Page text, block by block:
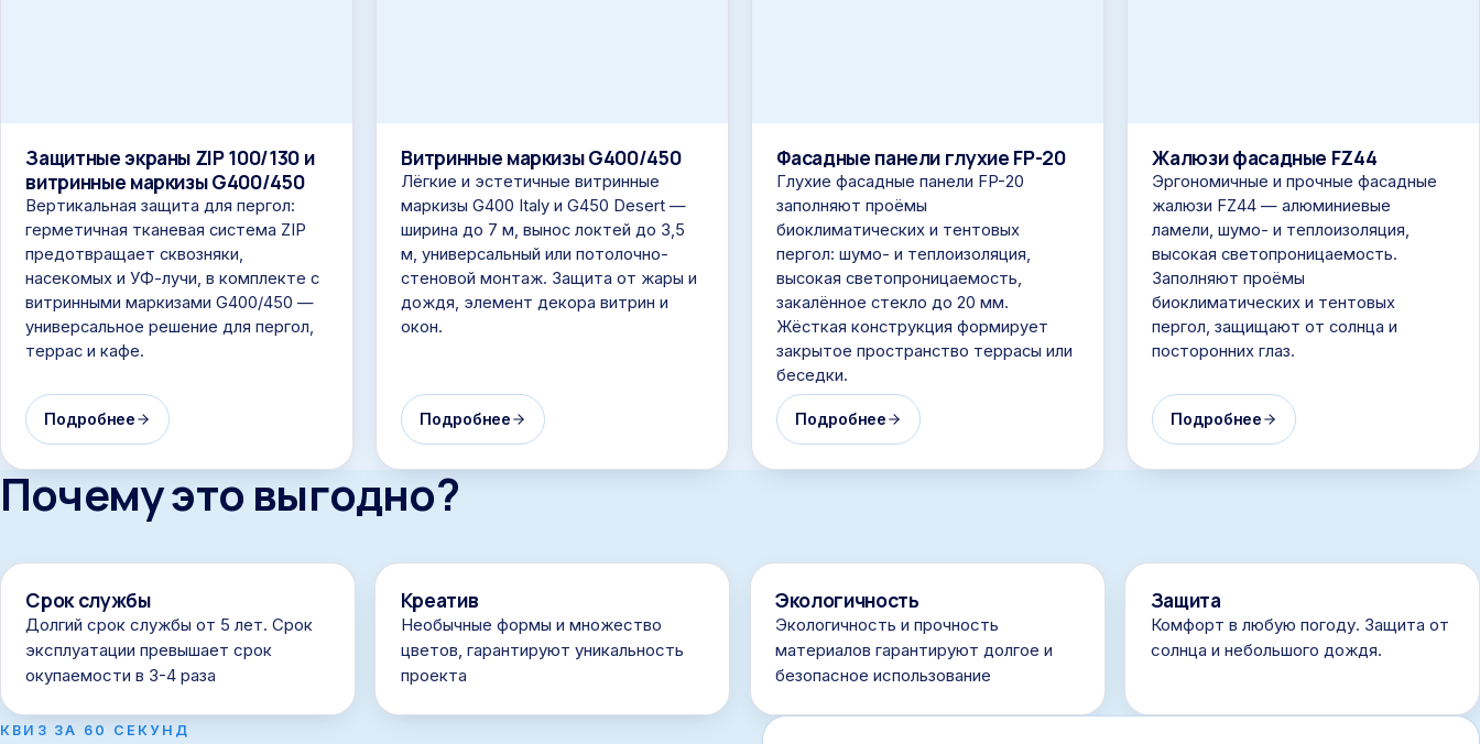
Защитные экраны ZIP 100/130 и
витринные маркизы G400/450
Вертикальная защита для пергол:
герметичная тканевая система ZIP
предотвращает сквозняки,
насекомых и УФ-лучи, в комплекте с
витринными маркизами G400/450 —
универсальное решение для пергол,
террас и кафе.
Подробнее
Витринные маркизы G400/450
Лёгкие и эстетичные витринные
маркизы G400 Italy и G450 Desert —
ширина до 7 м, вынос локтей до 3,5
м, универсальный или потолочно-
стеновой монтаж. Защита от жары и
дождя, элемент декора витрин и
окон.
Подробнее
Фасадные панели глухие FP-20
Глухие фасадные панели FP-20
заполняют проёмы
биоклиматических и тентовых
пергол: шумо- и теплоизоляция,
высокая светопроницаемость,
закалённое стекло до 20 мм.
Жёсткая конструкция формирует
закрытое пространство террасы или
беседки.
Подробнее
Жалюзи фасадные FZ44
Эргономичные и прочные фасадные
жалюзи FZ44 — алюминиевые
ламели, шумо- и теплоизоляция,
высокая светопроницаемость.
Заполняют проёмы
биоклиматических и тентовых
пергол, защищают от солнца и
посторонних глаз.
Подробнее
Почему это выгодно?
Срок службы
Долгий срок службы от 5 лет. Срок
эксплуатации превышает срок
окупаемости в 3-4 раза
Креатив
Необычные формы и множество
цветов, гарантируют уникальность
проекта
Экологичность
Экологичность и прочность
материалов гарантируют долгое и
безопасное использование
Защита
Комфорт в любую погоду. Защита от
солнца и небольшого дождя.
КВИЗ ЗА 60 СЕКУНД